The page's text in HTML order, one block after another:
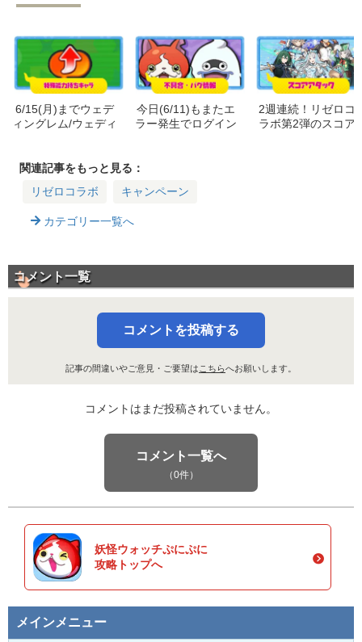
6/15(月)までウェデ
ィングレム/ウェディ
中に特殊能力を発揮
コラボ第2弾
今日(6/11)もまたエ
ラー発生でログイン
2週連続！リゼロコ
ラボ第2弾のスコア
関連記事をもっと見る：
リゼロコラボ
キャンペーン
カテゴリー一覧へ
コメント一覧
コメントを投稿する
記事の間違いやご意見・ご要望は こちらへお願いします。
コメントはまだ投稿されていません。
コメント一覧へ
（0件）
妖怪ウォッチぷにぷに
攻略トップへ
メインメニュー